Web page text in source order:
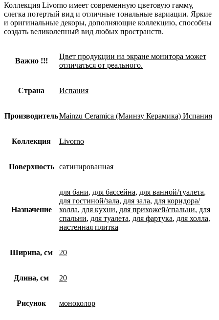
Коллекция Livorno имеет современную цветовую гамму,
слегка потертый вид и отличные тональные вариации. Яркие
и оригинальные декоры, дополняющие коллекцию, способны
создать великолепный вид любых пространств.
Важно !!!
Цвет продукции на экране монитора может
отличаться от реального.
Страна Испания
ПроизводительMainzu Ceramica (Маинзу Керамика) Испания
Коллекция Livorno
Поверхность сатинированная
Назначение
для бани, для бассейна, для ванной/туалета,
для гостиной/зала, для зала, для коридора/
холла, для кухни, для прихожей/спальни, для
спальни, для туалета, для фартука, для холла,
настенная плитка
Ширина, см 20
Длина, см 20
Рисунок моноколор